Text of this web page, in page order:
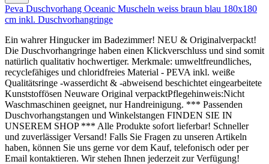
Peva Duschvorhang Oceanic Muscheln weiss braun blau 180x180
cm inkl. Duschvorhangringe
Ein wahrer Hingucker im Badezimmer! NEU & Originalverpackt!
Die Duschvorhangringe haben einen Klickverschluss und sind somit
natürlich qualitativ hochwertiger. Merkmale: umweltfreundliches,
recyclefähiges und chloridfreies Material - PEVA inkl. weiße
Qualitätsringe -wasserdicht & -abweisend beschichtet eingearbeitete
Kunststoffösen Neuware Original verpacktPflegehinweis:Nicht
Waschmaschinen geeignet, nur Handreinigung. *** Passenden
Duschvorhangstangen und Winkelstangen FINDEN SIE IN
UNSEREM SHOP *** Alle Produkte sofort lieferbar! Schneller
und zuverlässiger Versand! Falls Sie Fragen zu unseren Artikeln
haben, können Sie uns gerne vor dem Kauf, telefonisch oder per
Email kontaktieren. Wir stehen Ihnen jederzeit zur Verfügung!